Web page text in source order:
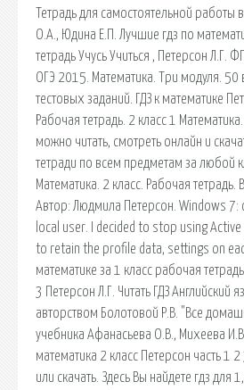
Тетрадь для самостоятельной работы
О.А., Юдина Е.П. Лучшие гдз по
тетрадь Учусь Учиться , Петерсон Л.Г.
ОГЭ 2015. Математика. Три модуля. 50
тестовых заданий. ГДЗ к математике
Рабочая тетрадь. 2 класс 1
можно читать, смотреть онлайн и
тетради по всем предметам за любой
Математика. 2 класс. Рабочая тетрадь.
Автор: Людмила Петерсон. Windows
local user. I decided to stop using
to retain the profile data, settings on
математике за 1 класс рабочая
3 Петерсон Л.Г. Читать ГДЗ Английский
авторством Болотовой Р.В. "Все
учебника Афанасьева О.В., Михеева
математика 2 класс Петерсон часть 1
или скачать. Здесь Вы найдете гдз для